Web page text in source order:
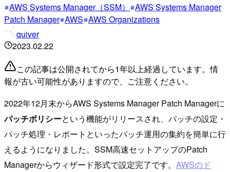
AWS Systems Manager（SSM）
AWS Systems Manager
Patch Manager AWS AWS Organizations
quiver
2023.02.22
この記事は公開されてから1年以上経過しています。情
報が古い可能性がありますので、ご注意ください。
2022年12月末からAWS Systems Manager Patch Managerに
パッチポリシーという機能がリリースされ、パッチの設定・
パッチ処理・レポートといったパッチ運用の集約を簡単に行
えるようになりました。SSM高速セットアップのPatch
Managerからウィザード形式で設定完了です。 AWSのド